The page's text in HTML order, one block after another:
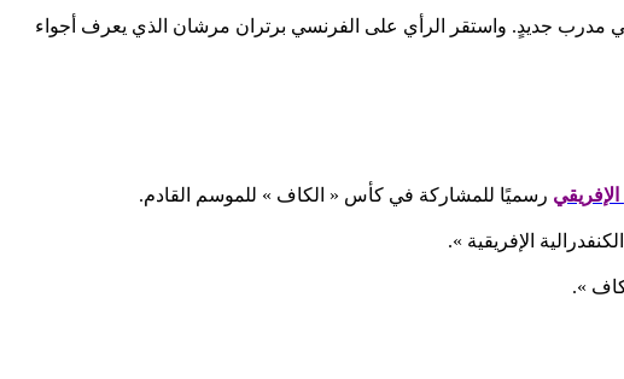
مدرب جديدٍ. واستقر الرأي على الفرنسي برتران مرشان الذي يعرف أجواء
الإفريقي رسميًا للمشاركة في كأس « الكاف » للموسم القادم.
الإفريقية ».